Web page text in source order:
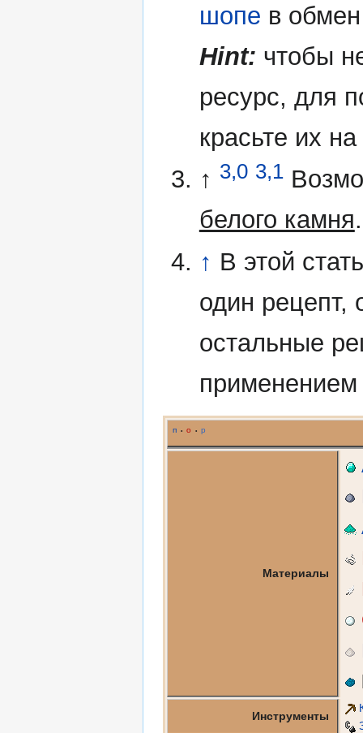
шопе в
Hint: чтобы
ресурс, для
красьте их
↑ 3,0 3,1
белого камня.
↑ В этой
один рецепт,
остальные
п • о • р
Материалы
Инструменты